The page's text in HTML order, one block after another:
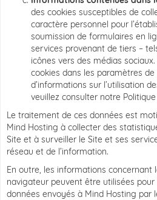
des cookies susceptibles de
caractère personnel pour
soumission de formulaires en
services provenant de tiers –
icônes vers des médias
cookies dans les paramètres
d’informations sur l’utilisation
veuillez consulter notre
Le traitement de ces données est
Mind Hosting à collecter des
Site et à surveiller le Site et ses
réseau et de l’information.
En outre, les informations concernant
navigateur peuvent être utilisées
données envoyés à Mind Hosting par